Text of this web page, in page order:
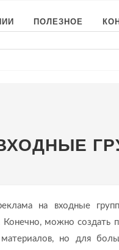
ПОЛЕЗНОЕ
на входные
Конечно, можно создать
но для